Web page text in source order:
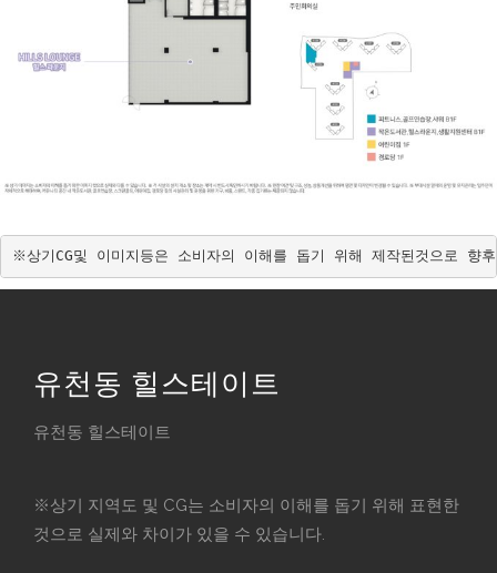
※상기CG및 이미지등은 소비자의 이해를 돕기 위해 제작된것으로
유천동 힐스테이트
유천동 힐스테이트
※상기 지역도 및 CG는 소비자의 이해를 돕기 위해 표현한
것으로 실제와 차이가 있을 수 있습니다.